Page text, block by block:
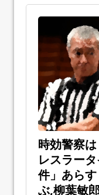
時効警察
レスラー
件」あら
ぶ,柳葉敏